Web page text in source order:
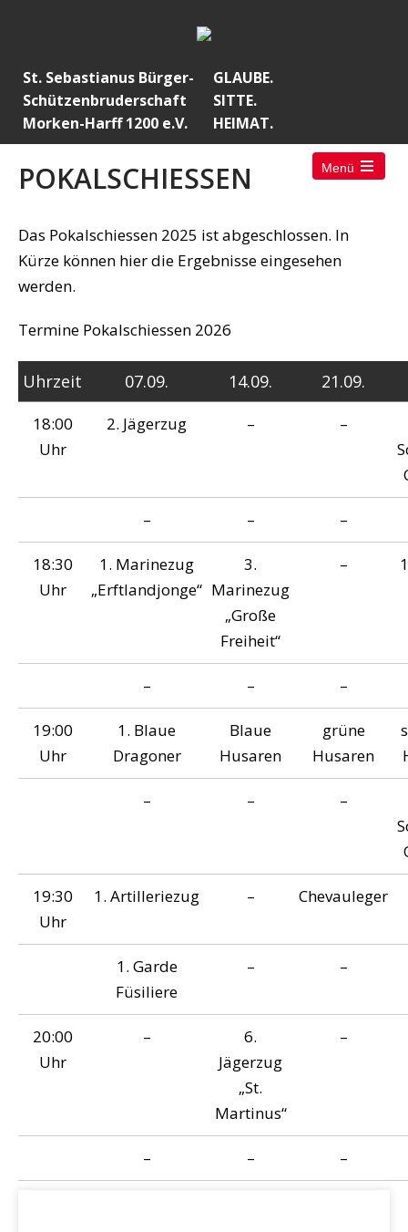
St. Sebastianus Bürger-
Schützenbruderschaft
Morken-Harff 1200 e.V.
GLAUBE.
SITTE.
HEIMAT.
Menü
POKALSCHIESSEN
Das Pokalschiessen 2025 ist abgeschlossen. In
Kürze können hier die Ergebnisse eingesehen
werden.
Termine Pokalschiessen 2026
Uhrzeit 07.09. 14.09. 21.09.
18:00
Uhr
2. Jägerzug –
–
– – –
18:30
Uhr
1. Marinezug
„Erftlandjonge“
3.
Marinezug
„Große
Freiheit“
–
– – –
19:00
Uhr
1. Blaue
Dragoner
Blaue
Husaren
grüne
Husaren
– –
–
19:30
Uhr
1. Artilleriezug – Chevauleger
1. Garde
Füsiliere
– –
20:00
Uhr
–
6.
Jägerzug
„St.
Martinus“
–
– – –